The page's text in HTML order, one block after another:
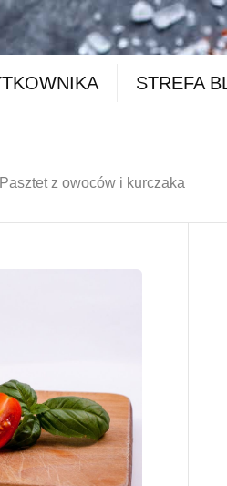
STREFA
Pasztet z owoców i kurczaka